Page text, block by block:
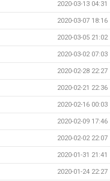
2020-03-13 04:31
2020-03-07 18:16
2020-03-05 21:02
2020-03-02 07:03
2020-02-28 22:27
2020-02-21 22:36
2020-02-16 00:03
2020-02-09 17:46
2020-02-02 22:07
2020-01-31 21:41
2020-01-24 22:27